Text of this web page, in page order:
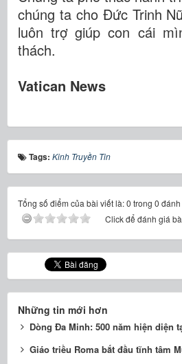
chúng ta cho Đức Trinh
luôn trợ giúp con cái
thách.
Vatican News
Tags: Kinh Truyền Tin
Tổng số điểm của bài viết là: 0 trong 0
Click để đánh giá
Những tin mới hơn
Dòng Đa Minh: 500 năm hiện diện
Giáo triều Roma bắt đầu tĩnh tâm